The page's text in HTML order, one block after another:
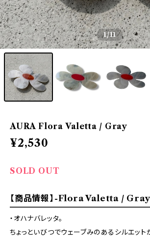
1/11
AURA Flora Valetta / Gray
¥2,530
SOLD OUT
【商品情報】-Flora Valetta /
・オハナバレッタ。
ちょっといびつでウェーブみのあるシルエット